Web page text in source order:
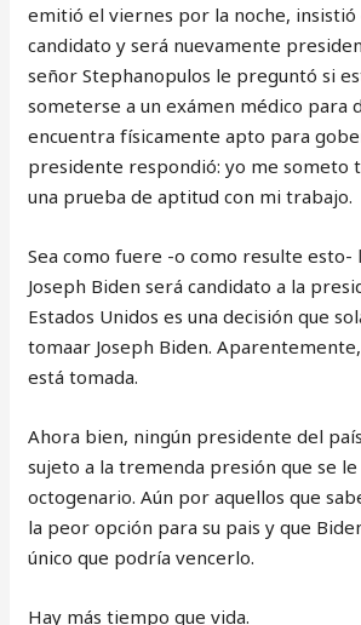
emitió el viernes por la noche, insistió
candidato y será nuevamente
señor Stephanopulos le preguntó si
someterse a un exámen médico para
encuentra físicamente apto para
presidente respondió: yo me someto
una prueba de aptitud con mi trabajo.
Sea como fuere -o como resulte esto-
Joseph Biden será candidato a la
Estados Unidos es una decisión que
tomaar Joseph Biden.
está tomada.
Ahora bien, ningún presidente del
sujeto a la tremenda presión que se le
octogenario. Aún por aquellos que
la peor opción para su pais y que
único que podría vencerlo.
Hay más tiempo que vida.